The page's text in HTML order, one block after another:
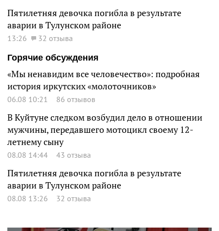
Пятилетняя девочка погибла в результате
аварии в Тулунском районе
13:26
32 отзыва
Горячие обсуждения
«Мы ненавидим все человечество»: подробная
история иркутских «молоточников»
06.08 10:21 86 отзывов
В Куйтуне следком возбудил дело в отношении
мужчины, передавшего мотоцикл своему 12-
летнему сыну
08.08 14:44 43 отзыва
Пятилетняя девочка погибла в результате
аварии в Тулунском районе
08.08 13:26 32 отзыва